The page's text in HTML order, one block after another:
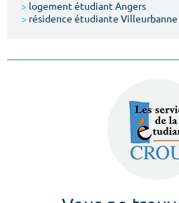
> logement étudiant Angers
> résidence étudiante Villeurbanne